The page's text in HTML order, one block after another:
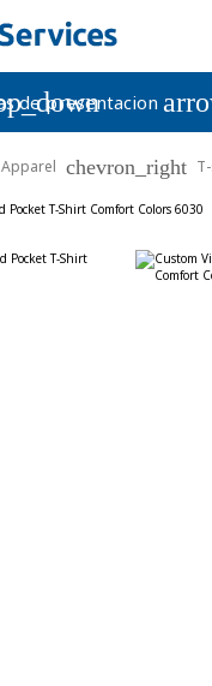
de presentacion
Apparel chevron_right